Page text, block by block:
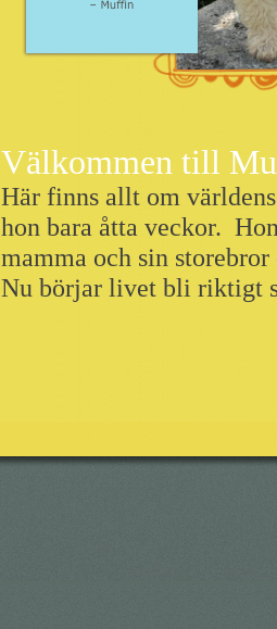
Välkommen till
Här finns allt om
hon bara åtta veckor.
mamma och sin
Nu börjar livet bli riktigt